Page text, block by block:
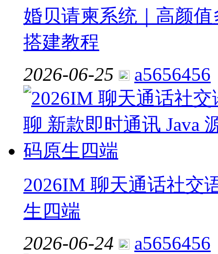
婚贝请柬系统｜高颜值
搭建教程
2026-06-25
a5656456
2026IM 聊天通话社交
生四端
2026-06-24
a5656456